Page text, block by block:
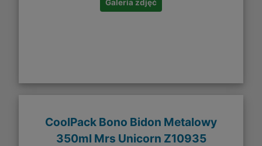
Galeria zdjęć
CoolPack Bono Bidon Metalowy
350ml Mrs Unicorn Z10935